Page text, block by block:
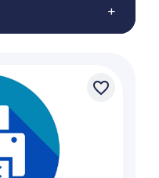
+
favorite_border